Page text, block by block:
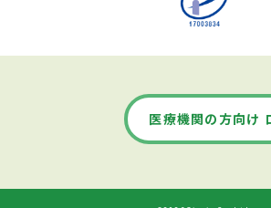
医療機関の方向け